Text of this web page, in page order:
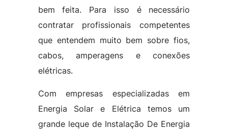
bem feita. Para isso é necessário
contratar profissionais competentes
que entendem muito bem sobre fios,
cabos, amperagens e conexões
elétricas.
Com empresas especializadas em
Energia Solar e Elétrica temos um
grande leque de Instalação De Energia